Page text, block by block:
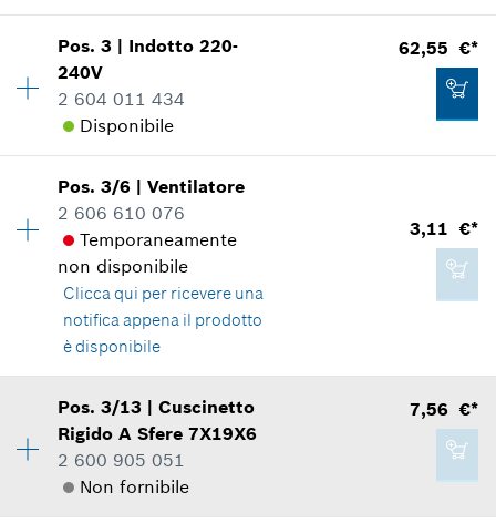
Mostrare nell'illustrazione
42,20 €*
Inclusa IVA
Aggiungere al carrello
Disponibilità 1
Gruppo prezzo
Informazioni parti di ricambio
Applicazione del ricambio
Mostrare nell'illustrazione
29,99 €*
*Inclusa IVA
Aggiungere al carrello
Pos.3 | Indotto 220-
240V
2 604 011 434
Disponibile
62,55 €*
Disponibilità 1
Gruppo prezzo
Informazioni parti di ricambio
Applicazione del ricambio
Mostrare nell'illustrazione
62,55 €*
*Inclusa IVA
Pos.3/6 |Ventilatore
2 606 610 076
Temporaneamente
non disponibile
Clicca qui per ricevere una
notifica appena il prodotto
è disponibile
3,11 €*
Gruppo prezzo:15
Informazioni parti di ricambio
Applicazione del ricambio
Pos.3/13 |Cuscinetto
Rigido A Sfere 7X19X6
2 600 905 051
Non fornibile
7,56 €*